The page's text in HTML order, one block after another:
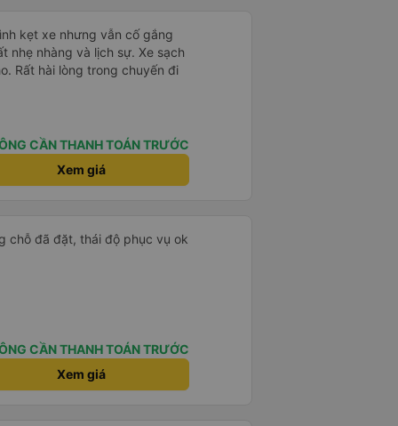
kẹt xe nhưng vẫn cố gắng
nhẹ nhàng và lịch sự. Xe sạch
Rất hài lòng trong chuyến đi
CẦN THANH TOÁN TRƯỚC
Xem giá
chỗ đã đặt, thái độ phục vụ ok
CẦN THANH TOÁN TRƯỚC
Xem giá